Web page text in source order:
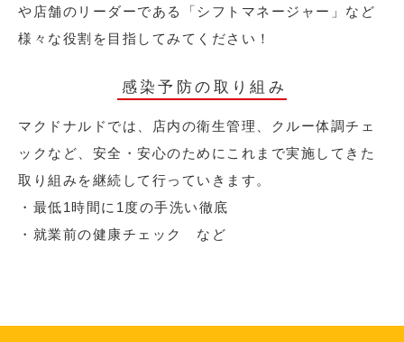
や店舗のリーダーである「シフトマネージャー」など
様々な役割を目指してみてください！
感染予防の取り組み
マクドナルドでは、店内の衛生管理、クルー体調チェ
ックなど、安全・安心のためにこれまで実施してきた
取り組みを継続して行っていきます。
・最低1時間に1度の手洗い徹底
・就業前の健康チェック など